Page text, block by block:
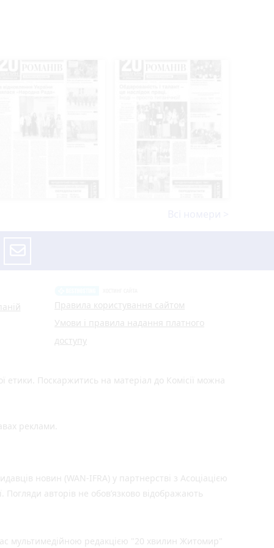
Правила користування сайтом
Умови і правила надання платного
доступу
етики. Поскаржитись на матеріал до Комісії можна
реклами.
новин (WAN-IFRA) у партнерстві з Асоціацією
Погляди авторів не обов’язково відображають
мультимедійною редакцією "20 хвилин Житомир"